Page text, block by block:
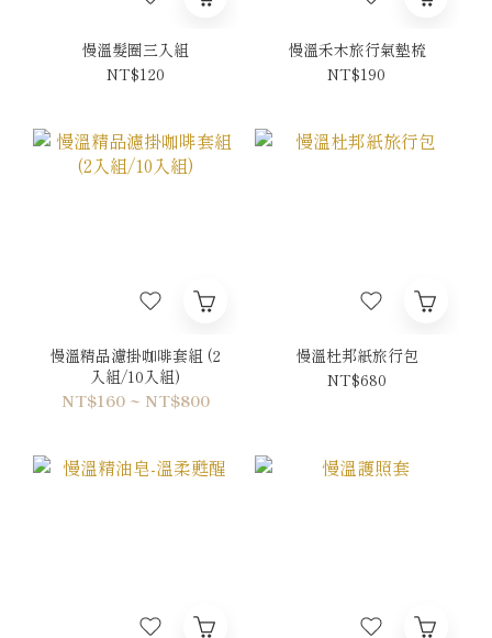
慢溫髮圈三入組
NT$120
慢溫禾木旅行氣墊梳
NT$190
慢溫精品濾掛咖啡套組 (2
入組/10入組)
NT$160 ~ NT$800
慢溫杜邦紙旅行包
NT$680